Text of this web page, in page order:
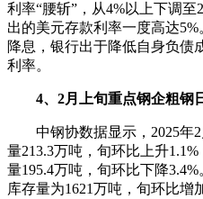
利率“腰斩”，从4%以上下调
出的美元存款利率一度高达
降息，银行出于降低自身负债
利率。
4、2月上旬重点钢企粗钢
中钢协数据显示，2025年
量213.3万吨，旬环比上升
量195.4万吨，旬环比下降
库存量为1621万吨，旬环比增